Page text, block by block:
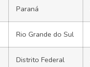
Paraná
Rio Grande do Sul
Distrito Federal